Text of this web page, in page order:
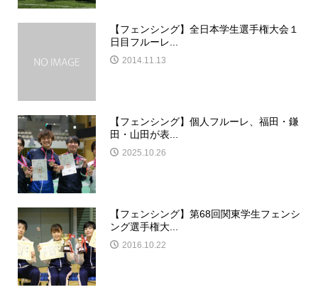
【フェンシング】全日本学生選手権大会１
日目フルーレ...
2014.11.13
【フェンシング】個人フルーレ、福田・鎌
田・山田が表...
2025.10.26
【フェンシング】第68回関東学生フェンシ
ング選手権大...
2016.10.22